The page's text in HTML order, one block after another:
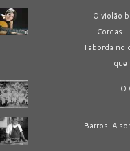
O violão
Cordas
Taborda no
que
O
Barros: A